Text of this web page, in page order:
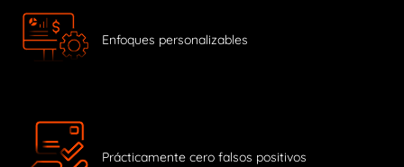
Enfoques personalizables
Prácticamente cero falsos positivos